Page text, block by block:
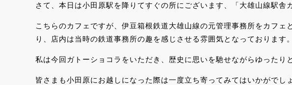
さて、本日は小田原駅を降りてすぐの所にございます、「大雄山線駅舎
こちらのカフェですが、伊豆箱根鉄道大雄山線の元管理事務所をカフェ
り、店内は当時の鉄道事務所の趣を感じさせる雰囲気となっております。
私は今回ガトーショコラをいただき、歴史に思いを馳せながらゆったり
皆さまも小田原にお越しになった際は一度立ち寄ってみてはいかがでし